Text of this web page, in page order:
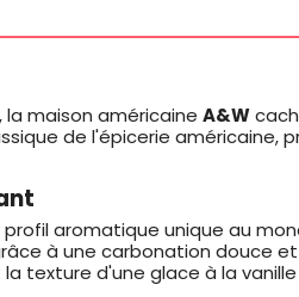
la maison américaine A&W
de l'épicerie
aromatique unique au
à une carbonation douce
texture d'une glace à la